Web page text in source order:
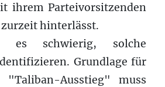
ihrem Parteivorsitzenden
zurzeit hinterlässt.
es schwierig, solche
Grundlage für
"Taliban-Ausstieg" muss